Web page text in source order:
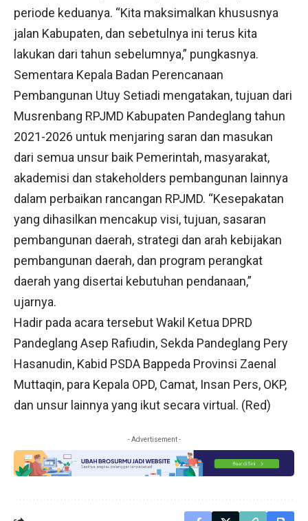
periode keduanya. “Kita maksimalkan khususnya
jalan Kabupaten, dan sebetulnya ini terus kita
lakukan dari tahun sebelumnya,” pungkasnya.
Sementara Kepala Badan Perencanaan
Pembangunan Utuy Setiadi mengatakan, tujuan dari
Musrenbang RPJMD Kabupaten Pandeglang tahun
2021-2026 untuk menjaring saran dan masukan
dari semua unsur baik Pemerintah, masyarakat,
akademisi dan stakeholders pembangunan lainnya
dalam perbaikan rancangan RPJMD. “Kesepakatan
yang dihasilkan mencakup visi, tujuan, sasaran
pembangunan daerah, strategi dan arah kebijakan
pembangunan daerah, dan program perangkat
daerah yang disertai kebutuhan pendanaan,”
ujarnya.
Hadir pada acara tersebut Wakil Ketua DPRD
Pandeglang Asep Rafiudin, Sekda Pandeglang Pery
Hasanudin, Kabid PSDA Bappeda Provinsi Zaenal
Muttaqin, para Kepala OPD, Camat, Insan Pers, OKP,
dan unsur lainnya yang ikut secara virtual. (Red)
- Advertisement -